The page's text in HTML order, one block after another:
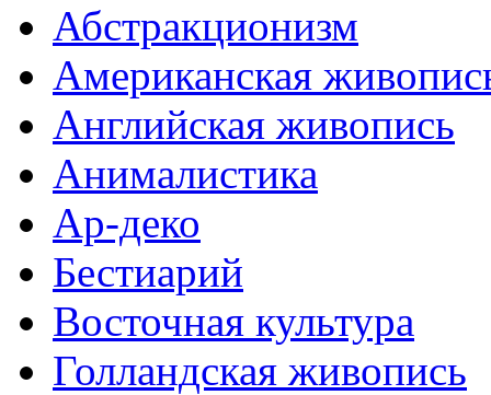
Абстракционизм
Американская
Английская живопись
Анималистика
Ар-деко
Бестиарий
Восточная культура
Голландская живопись